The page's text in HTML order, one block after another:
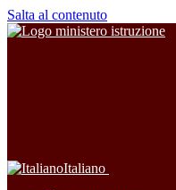
Salta al contenuto
Italiano